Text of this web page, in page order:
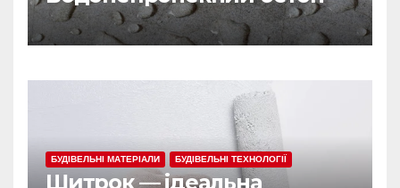
БУДІВЕЛЬНІ МАТЕРІАЛИ БУДІВЕЛЬНІ ТЕХНОЛОГІЇ
Шитрок — ідеальна